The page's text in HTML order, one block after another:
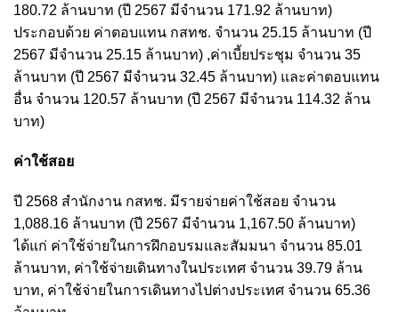
180.72 ล้านบาท (ปี 2567 มีจำนวน 171.92 ล้านบาท)
ประกอบด้วย ค่าตอบแทน กสทช. จำนวน 25.15 ล้านบาท (ปี
2567 มีจำนวน 25.15 ล้านบาท) ,ค่าเบี้ยประชุม จำนวน 35
ล้านบาท (ปี 2567 มีจำนวน 32.45 ล้านบาท) และค่าตอบแทน
อื่น จำนวน 120.57 ล้านบาท (ปี 2567 มีจำนวน 114.32 ล้าน
บาท)
ค่าใช้สอย
ปี 2568 สำนักงาน กสทช. มีรายจ่ายค่าใช้สอย จำนวน
1,088.16 ล้านบาท (ปี 2567 มีจำนวน 1,167.50 ล้านบาท)
ได้แก่ ค่าใช้จ่ายในการฝึกอบรมและสัมมนา จำนวน 85.01
ล้านบาท, ค่าใช้จ่ายเดินทางในประเทศ จำนวน 39.79 ล้าน
บาท, ค่าใช้จ่ายในการเดินทางไปต่างประเทศ จำนวน 65.36